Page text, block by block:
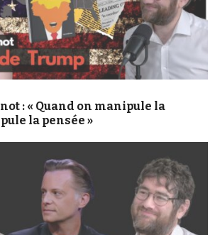
: « Quand on manipule la
la pensée »